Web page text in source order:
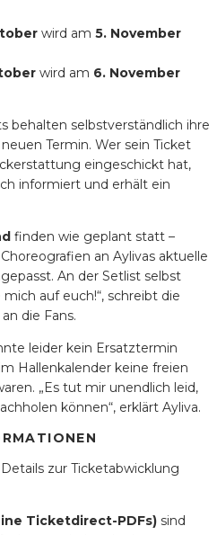
wird am 5. November
wird am 6. November
behalten selbstverständlich ihre
Termin. Wer sein Ticket
eingeschickt hat,
informiert und erhält ein
finden wie geplant statt –
an Aylivas aktuelle
An der Setlist selbst
auf euch!“, schreibt die
die Fans.
leider kein Ersatztermin
Hallenkalender keine freien
„Es tut mir unendlich leid,
können“, erklärt Ayliva.
zur Ticketabwicklung
Ticketdirect-PDFs) sind